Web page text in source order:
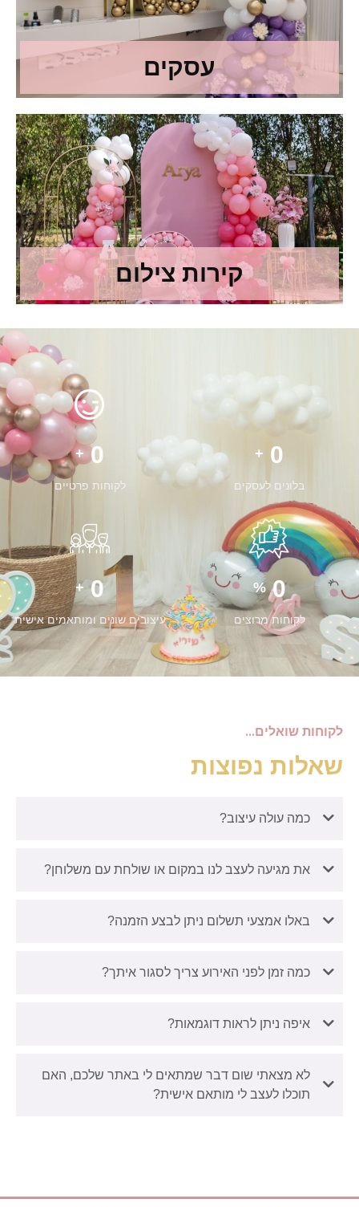
עסקים
קירות צילום
0
+
בלונים לעסקים
0
+
לקוחות פרטיים
0
%
לקוחות מרוצים
0
+
עיצובים שונים ומותאמים אישית
לקוחות שואלים...
שאלות נפוצות
כמה עולה עיצוב?
את מגיעה לעצב לנו במקום או שולחת עם משלוחן?
באלו אמצעי תשלום ניתן לבצע הזמנה?
כמה זמן לפני האירוע צריך לסגור איתך?
איפה ניתן לראות דוגמאות?
לא מצאתי שום דבר שמתאים לי באתר שלכם, האם
תוכלו לעצב לי מותאם אישית?